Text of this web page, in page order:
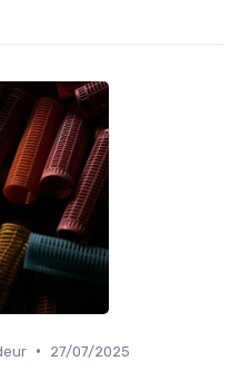
• 27/07/2025